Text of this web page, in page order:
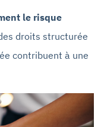
le risque
droits structurée
contribuent à une